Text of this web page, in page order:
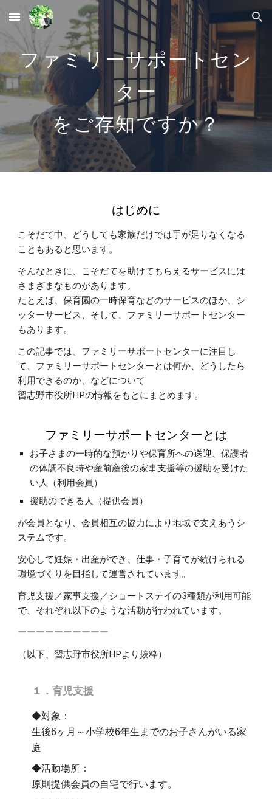
Skip to main content Skip to navigation
ファミリーサポートセン
ター
をご存知ですか？
はじめに
こそだて中、どうしても家族だけでは手が足りなくなる
こともあると思います。
そんなときに、こそだてを助けてもらえるサービスには
さまざまなものがあります。
たとえば、保育園の一時保育などのサービスのほか、シ
ッターサービス、そして、ファミリーサポートセンター
もあります。
この記事では、ファミリーサポートセンターに注目し
て、ファミリーサポートセンターとは何か、どうしたら
利用できるのか、などについて
習志野市役所HPの情報をもとにまとめます。
ファミリーサポートセンターとは
お子さまの一時的な預かりや保育所への送迎、保護者
の体調不良時や産前産後の家事支援等の援助を受けた
い人（利用会員）
援助のできる人（提供会員）
が会員となり、会員相互の協力により地域で支えあうシ
ステムです。
安心して妊娠・出産ができ、仕事・子育てが続けられる
環境づくりを目指して運営されています。
育児支援／家事支援／ショートステイの3種類が利用可能
で、それぞれ以下のような活動が行われています。
ーーーーーーーーーー
（以下、習志野市役所HPより抜粋）
１．育児支援
◆対象：
生後6ヶ月～小学校6年生までのお子さんがいる家
庭
◆活動場所：
原則提供会員の自宅で行います。